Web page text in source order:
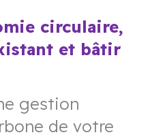
circulaire,
et bâtir
gestion
de votre